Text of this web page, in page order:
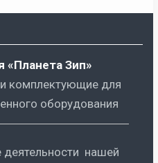
«Планета Зип»
комплектующие для
оборудования
деятельности нашей